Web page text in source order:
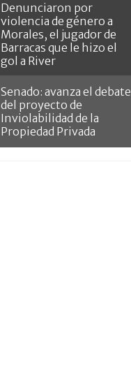
Denunciaron por
violencia de género a
Morales, el jugador de
Barracas que le hizo el
gol a River
Senado: avanza el debate
del proyecto de
Inviolabilidad de la
Propiedad Privada